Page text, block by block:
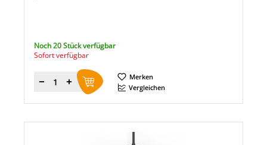
Noch 20 Stück verfügbar
Sofort verfügbar
Menge
Merken
Vergleichen